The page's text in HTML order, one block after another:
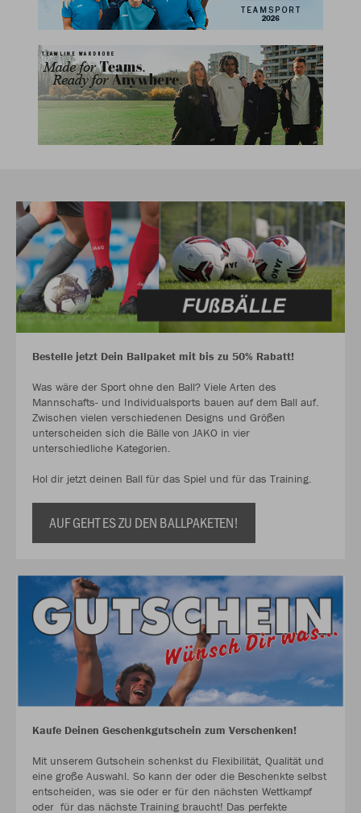
Bestelle jetzt Dein Ballpaket mit bis zu 50% Rabatt!
Was wäre der Sport ohne den Ball? Viele Arten des
Mannschafts- und Individualsports bauen auf dem Ball auf.
Zwischen vielen verschiedenen Designs und Größen
unterscheiden sich die Bälle von JAKO in vier
unterschiedliche Kategorien.
Hol dir jetzt deinen Ball für das Spiel und für das Training.
AUF GEHT ES ZU DEN BALLPAKETEN!
Kaufe Deinen Geschenkgutschein zum Verschenken!
Mit unserem Gutschein schenkst du Flexibilität, Qualität und
eine große Auswahl. So kann der oder die Beschenkte selbst
entscheiden, was sie oder er für den nächsten Wettkampf
oder für das nächste Training braucht! Das perfekte